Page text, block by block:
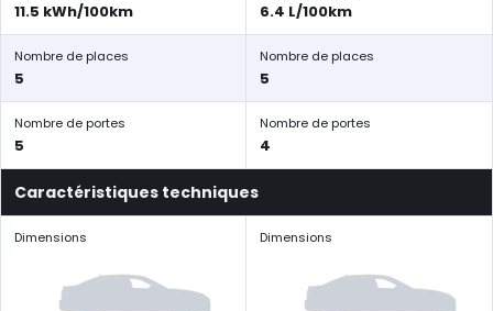
11.5 kWh/100km 6.4 L/100km
Nombre de places
5
Nombre de places
5
Nombre de portes
5
Nombre de portes
4
Caractéristiques techniques
Dimensions Dimensions